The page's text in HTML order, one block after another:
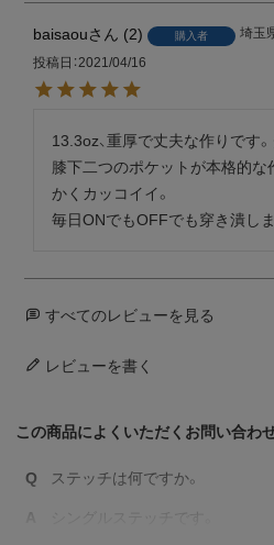
baisaou 2 購入者 埼玉
投稿日 2021/04/16
13.3oz、重厚で丈夫な作りです
膝下二つのポケットが本格的な
かくカッコイイ。
毎日ONでもOFFでも穿き潰しま
すべてのレビューを見る
レビューを書く
この商品によくいただくお問い合わ
Q ステッチは何ですか。
A シングルステッチです。